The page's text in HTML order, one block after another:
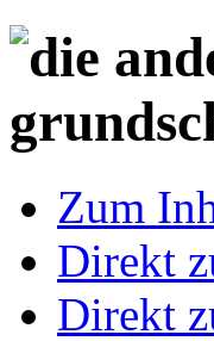
Zum
Direkt
Direkt